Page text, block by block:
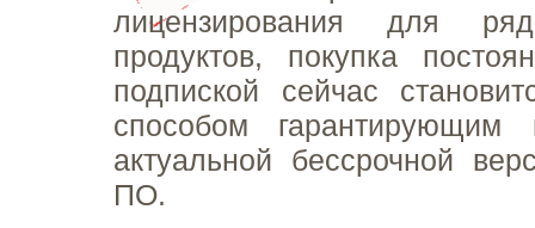
лицензирования для
продуктов, покупка
подпиской сейчас
способом гарантирующим
актуальной бессрочной
ПО.